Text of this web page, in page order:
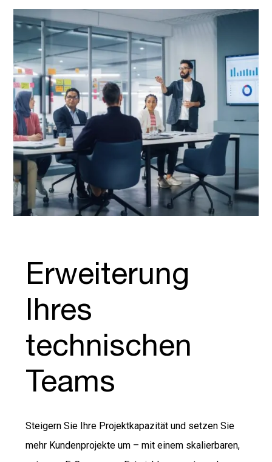
Erweiterung
Ihres
technischen
Teams
Steigern Sie Ihre Projektkapazität und setzen Sie
mehr Kundenprojekte um – mit einem skalierbaren,